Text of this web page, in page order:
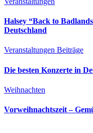
Halsey “Back to
Deutschland
Veranstaltungen Beiträge
Die besten Konzerte in
Weihnachten
Vorweihnachtszeit –